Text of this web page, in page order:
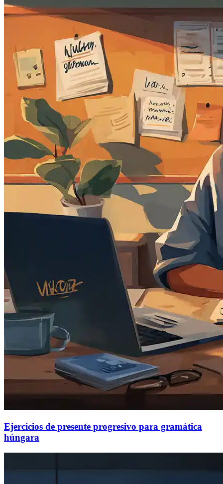
Ejercicios de presente progresivo para gramática
húngara